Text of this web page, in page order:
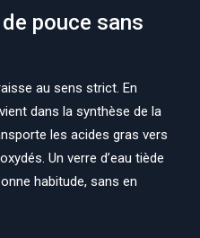
pouce sans
au sens strict. En
dans la synthèse de la
les acides gras vers
Un verre d’eau tiède
habitude, sans en